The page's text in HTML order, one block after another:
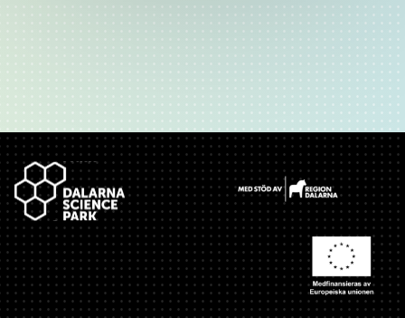
Sidfot